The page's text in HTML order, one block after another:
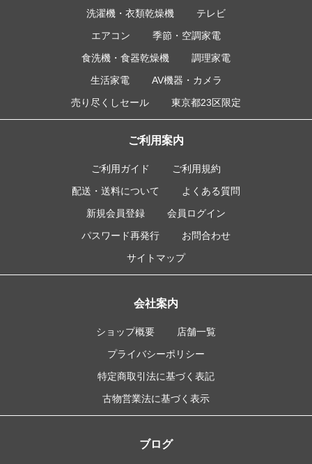
洗濯機・衣類乾燥機
テレビ
エアコン
季節・空調家電
食洗機・食器乾燥機
調理家電
生活家電
AV機器・カメラ
売り尽くしセール
東京都23区限定
ご利用案内
ご利用ガイド
ご利用規約
配送・送料について
よくある質問
新規会員登録
会員ログイン
パスワード再発行
お問合わせ
サイトマップ
会社案内
ショップ概要
店舗一覧
プライバシーポリシー
特定商取引法に基づく表記
古物営業法に基づく表示
ブログ